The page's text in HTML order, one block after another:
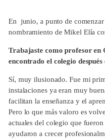
En junio, a punto de
nombramiento de Mikel Elía
Trabajaste como profesor en
encontrado el colegio después
Sí, muy ilusionado. Fue mi
instalaciones ya eran muy
facilitan la enseñanza y el
Pero lo que más valoro es
actuales del colegio que
ayudaron a crecer